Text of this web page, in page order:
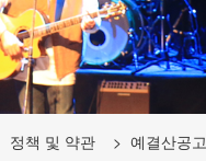
책 및 약관 > 예결산공고